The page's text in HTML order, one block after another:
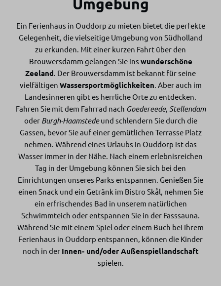
Umgebung
Ein Ferienhaus in Ouddorp zu mieten bietet die perfekte
Gelegenheit, die vielseitige Umgebung von Südholland
zu erkunden. Mit einer kurzen Fahrt über den
Brouwersdamm gelangen Sie ins wunderschöne
Zeeland. Der Brouwersdamm ist bekannt für seine
vielfältigen Wassersportmöglichkeiten. Aber auch im
Landesinneren gibt es herrliche Orte zu entdecken.
Fahren Sie mit dem Fahrrad nach Goedereede, Stellendam
oder Burgh-Haamstedeund schlendern Sie durch die
Gassen, bevor Sie auf einer gemütlichen Terrasse Platz
nehmen. Während eines Urlaubs in Ouddorp ist das
Wasser immer in der Nähe. Nach einem erlebnisreichen
Tag in der Umgebung können Sie sich bei den
Einrichtungen unseres Parks entspannen. Genießen Sie
einen Snack und ein Getränk im Bistro Skål, nehmen Sie
ein erfrischendes Bad in unserem natürlichen
Schwimmteich oder entspannen Sie in der Fasssauna.
Während Sie mit einem Spiel oder einem Buch bei Ihrem
Ferienhaus in Ouddorp entspannen, können die Kinder
noch in der Innen- und/oder Außenspiellandschaft
spielen.